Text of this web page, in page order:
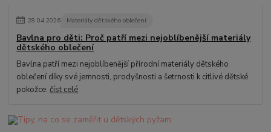
28.04.2026 Materiály dětského oblečení
Bavlna pro děti: Proč patří mezi nejoblíbenější materiály
dětského oblečení
Bavlna patří mezi nejoblíbenější přírodní materiály dětského
oblečení díky své jemnosti, prodyšnosti a šetrnosti k citlivé dětské
pokožce.číst celé